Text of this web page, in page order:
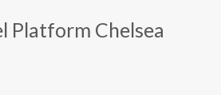
Platform Chelsea